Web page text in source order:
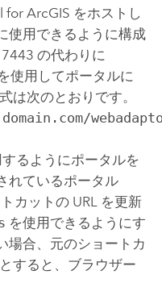
for ArcGIS をホストし
使用できるように構成
の代わりに
使用してポータルに
は次のとおりです。
るようにポータルを
れているポータル
カットの URL を更新
を使用できるようにす
場合、元のショートカ
すると、ブラウザー